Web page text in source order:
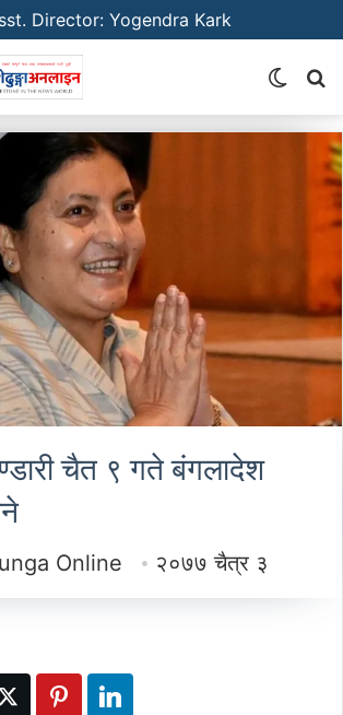
Director: Yogendra Kark
Switch
चैत ९ गते बंगलादेश
Online २०७७ चैत्र ३